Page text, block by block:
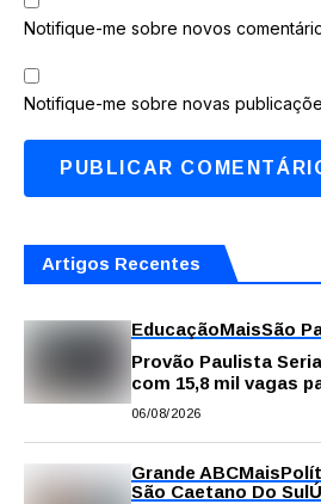
Notifique-me sobre novos
Notifique-me sobre novas
Artigos Recentes
EducaçãoMaisSão
Provão Paulista
com 15,8 mil vagas
público
06/08/2026
Grande ABCMais
São Caetano Do Sul